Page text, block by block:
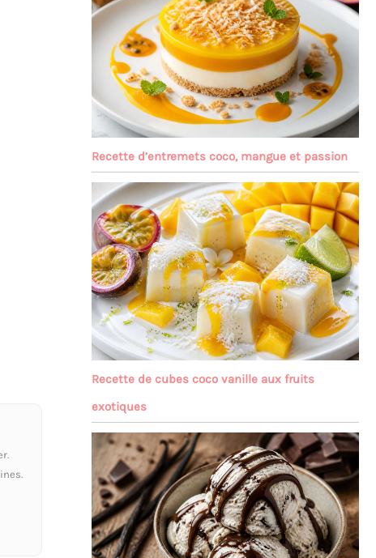
Recette d’entremets coco, mangue et passion
Recette de cubes coco vanille aux fruits
exotiques